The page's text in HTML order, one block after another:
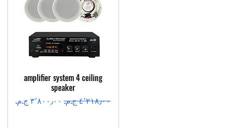
العرض السريع
amplifier system 4 ceiling
speaker
سعر عادي‏٤٬٢١٨٫٠٠ ج.م.‏ سعر البيع